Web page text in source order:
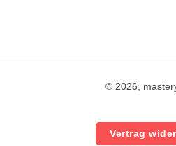
© 2026,
Vertrag